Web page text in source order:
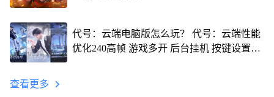
代号：云端电脑版怎么玩？ 代号：云端性能
优化240高帧 游戏多开 后台挂机 按键设置教
查看更多